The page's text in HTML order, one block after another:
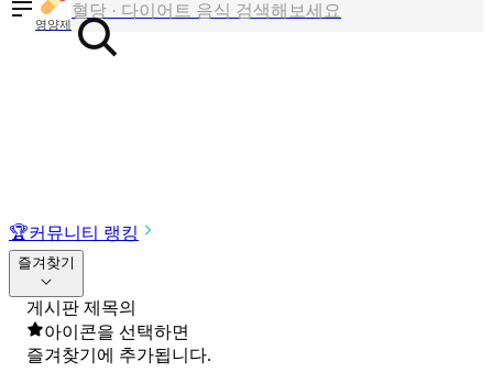
영양제
혈당 · 다이어트 음식 검색해보세요
음식 · 영양제 리뷰를 찾아보세요
🏆커뮤니티 랭킹
즐겨찾기
게시판 제목의
아이콘을 선택하면
즐겨찾기에 추가됩니다.